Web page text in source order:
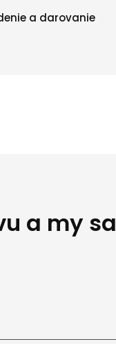
a darovanie
a my sa